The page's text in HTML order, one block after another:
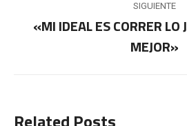
SIGUIENTE
«MI IDEAL ES CORRER LO
MEJOR»